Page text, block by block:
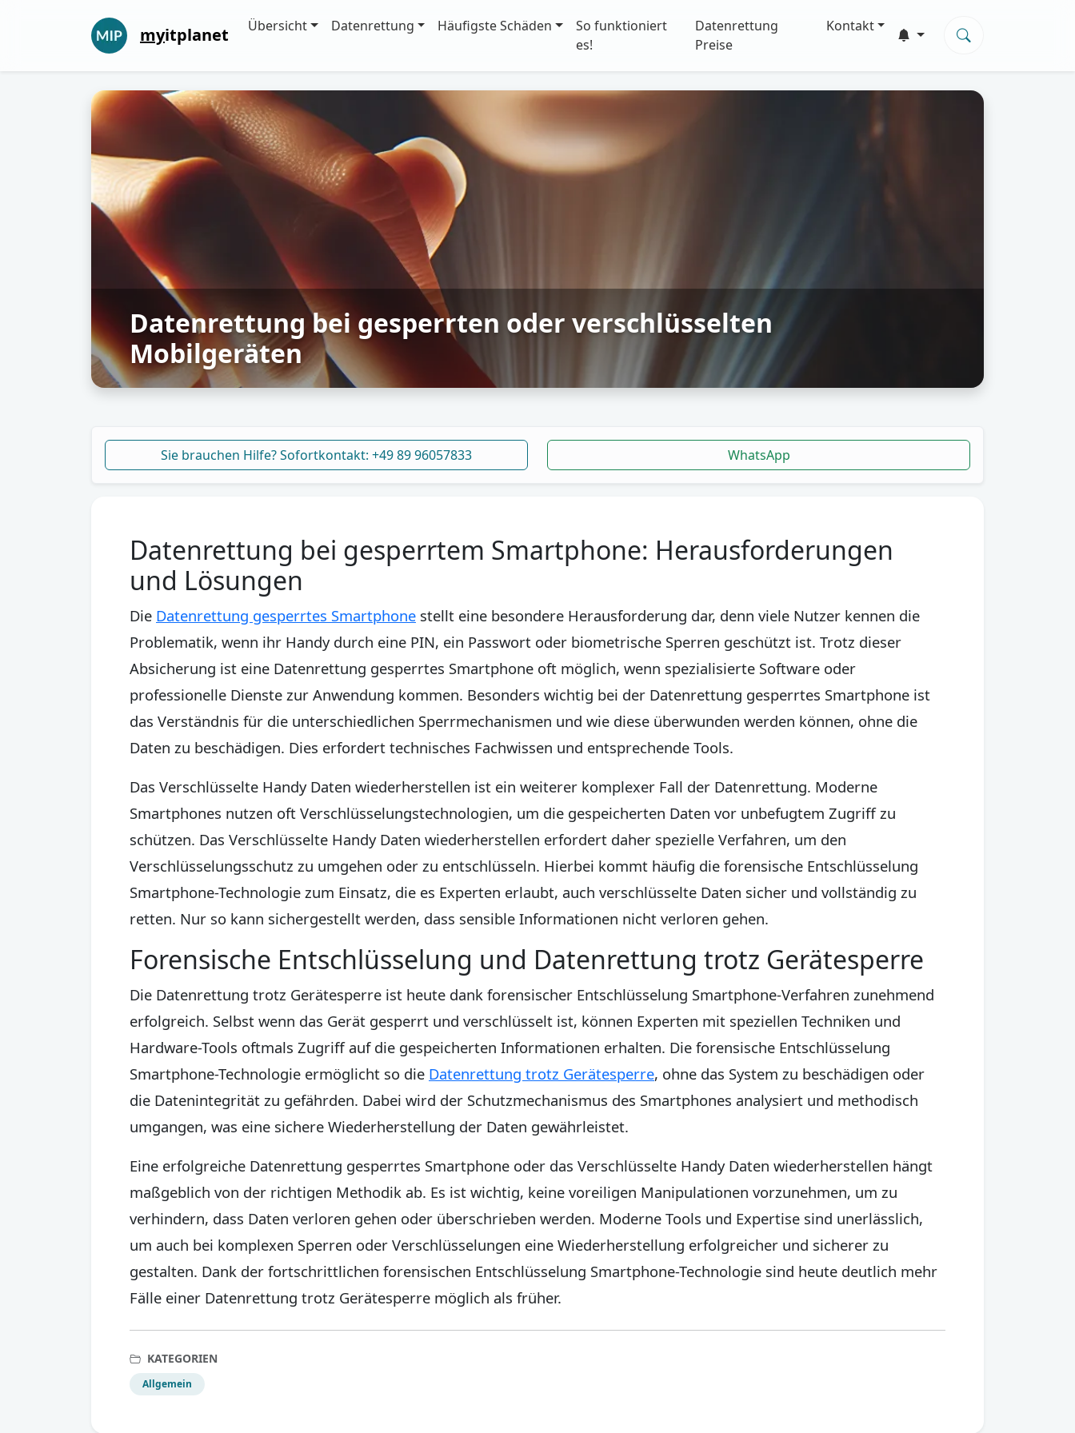
myitplanet Übersicht Datenrettung Häufigste Schäden
So funktioniert
es!
Datenrettung
Preise
Kontakt
Datenrettung bei gesperrten oder verschlüsselten
Mobilgeräten
Sie brauchen Hilfe? Sofortkontakt: +49 89 96057833 WhatsApp
Datenrettung bei gesperrtem Smartphone: Herausforderungen
und Lösungen
Die Datenrettung gesperrtes Smartphone stellt eine besondere Herausforderung dar, denn viele Nutzer kennen die
Problematik, wenn ihr Handy durch eine PIN, ein Passwort oder biometrische Sperren geschützt ist. Trotz dieser
Absicherung ist eine Datenrettung gesperrtes Smartphone oft möglich, wenn spezialisierte Software oder
professionelle Dienste zur Anwendung kommen. Besonders wichtig bei der Datenrettung gesperrtes Smartphone ist
das Verständnis für die unterschiedlichen Sperrmechanismen und wie diese überwunden werden können, ohne die
Daten zu beschädigen. Dies erfordert technisches Fachwissen und entsprechende Tools.
Das Verschlüsselte Handy Daten wiederherstellen ist ein weiterer komplexer Fall der Datenrettung. Moderne
Smartphones nutzen oft Verschlüsselungstechnologien, um die gespeicherten Daten vor unbefugtem Zugriff zu
schützen. Das Verschlüsselte Handy Daten wiederherstellen erfordert daher spezielle Verfahren, um den
Verschlüsselungsschutz zu umgehen oder zu entschlüsseln. Hierbei kommt häufig die forensische Entschlüsselung
Smartphone-Technologie zum Einsatz, die es Experten erlaubt, auch verschlüsselte Daten sicher und vollständig zu
retten. Nur so kann sichergestellt werden, dass sensible Informationen nicht verloren gehen.
Forensische Entschlüsselung und Datenrettung trotz Gerätesperre
Die Datenrettung trotz Gerätesperre ist heute dank forensischer Entschlüsselung Smartphone-Verfahren zunehmend
erfolgreich. Selbst wenn das Gerät gesperrt und verschlüsselt ist, können Experten mit speziellen Techniken und
Hardware-Tools oftmals Zugriff auf die gespeicherten Informationen erhalten. Die forensische Entschlüsselung
Smartphone-Technologie ermöglicht so die Datenrettung trotz Gerätesperre, ohne das System zu beschädigen oder
die Datenintegrität zu gefährden. Dabei wird der Schutzmechanismus des Smartphones analysiert und methodisch
umgangen, was eine sichere Wiederherstellung der Daten gewährleistet.
Eine erfolgreiche Datenrettung gesperrtes Smartphone oder das Verschlüsselte Handy Daten wiederherstellen hängt
maßgeblich von der richtigen Methodik ab. Es ist wichtig, keine voreiligen Manipulationen vorzunehmen, um zu
verhindern, dass Daten verloren gehen oder überschrieben werden. Moderne Tools und Expertise sind unerlässlich,
um auch bei komplexen Sperren oder Verschlüsselungen eine Wiederherstellung erfolgreicher und sicherer zu
gestalten. Dank der fortschrittlichen forensischen Entschlüsselung Smartphone-Technologie sind heute deutlich mehr
Fälle einer Datenrettung trotz Gerätesperre möglich als früher.
KATEGORIEN
Allgemein